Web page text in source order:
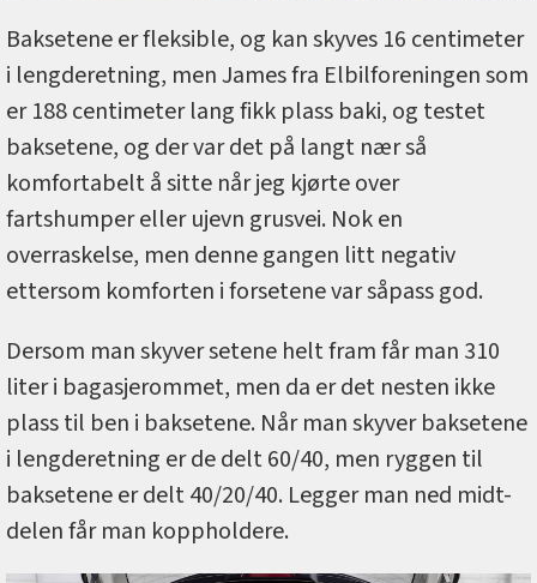
Baksetene er fleksible, og kan skyves 16 centimeter
i lengderetning, men James fra Elbilforeningen som
er 188 centimeter lang fikk plass baki, og testet
baksetene, og der var det på langt nær så
komfortabelt å sitte når jeg kjørte over
fartshumper eller ujevn grusvei. Nok en
overraskelse, men denne gangen litt negativ
ettersom komforten i forsetene var såpass god.
Dersom man skyver setene helt fram får man 310
liter i bagasjerommet, men da er det nesten ikke
plass til ben i baksetene. Når man skyver baksetene
i lengderetning er de delt 60/40, men ryggen til
baksetene er delt 40/20/40. Legger man ned midt-
delen får man koppholdere.